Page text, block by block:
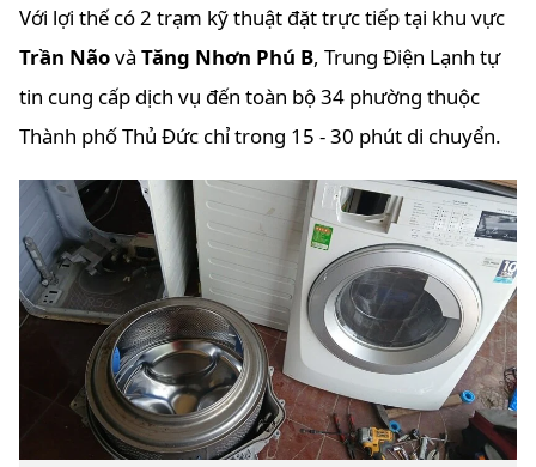
Với lợi thế có 2 trạm kỹ thuật đặt trực tiếp tại khu vực
Trần Nãovà Tăng Nhơn Phú B, Trung Điện Lạnh tự
tin cung cấp dịch vụ đến toàn bộ 34 phường thuộc
Thành phố Thủ Đức chỉ trong 15 - 30 phút di chuyển.